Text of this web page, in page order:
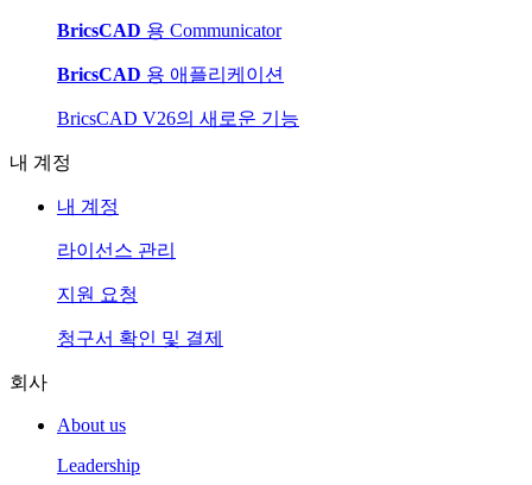
BricsCAD 용 Communicator
BricsCAD 용 애플리케이션
BricsCAD V26의 새로운 기능
내 계정
내 계정
라이선스 관리
지원 요청
청구서 확인 및 결제
회사
About us
Leadership